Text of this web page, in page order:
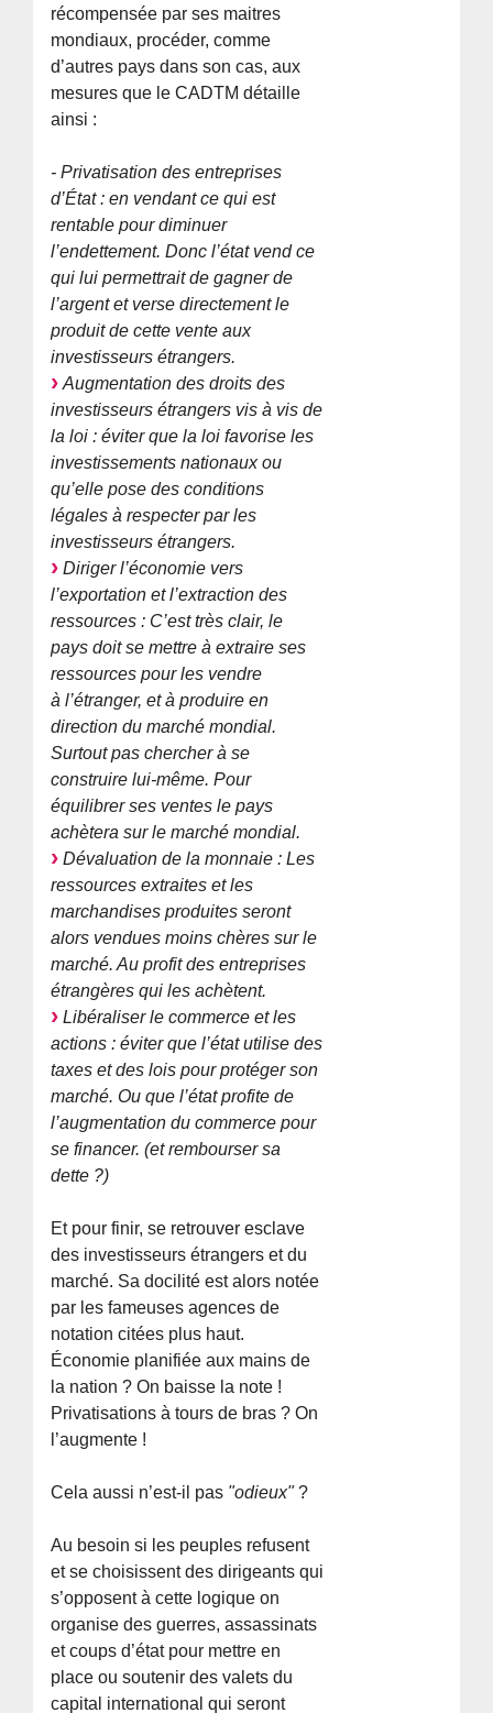
récompensée par ses maitres
mondiaux, procéder, comme
d’autres pays dans son cas, aux
mesures que le CADTM détaille
ainsi :
- Privatisation des entreprises
d’État : en vendant ce qui est
rentable pour diminuer
l’endettement. Donc l’état vend ce
qui lui permettrait de gagner de
l’argent et verse directement le
produit de cette vente aux
investisseurs étrangers.
Augmentation des droits des
investisseurs étrangers vis à vis de
la loi : éviter que la loi favorise les
investissements nationaux ou
qu’elle pose des conditions
légales à respecter par les
investisseurs étrangers.
Diriger l’économie vers
l’exportation et l’extraction des
ressources : C’est très clair, le
pays doit se mettre à extraire ses
ressources pour les vendre
à l’étranger, et à produire en
direction du marché mondial.
Surtout pas chercher à se
construire lui-même. Pour
équilibrer ses ventes le pays
achètera sur le marché mondial.
Dévaluation de la monnaie : Les
ressources extraites et les
marchandises produites seront
alors vendues moins chères sur le
marché. Au profit des entreprises
étrangères qui les achètent.
Libéraliser le commerce et les
actions : éviter que l’état utilise des
taxes et des lois pour protéger son
marché. Ou que l’état profite de
l’augmentation du commerce pour
se financer. (et rembourser sa
dette ?)
Et pour finir, se retrouver esclave
des investisseurs étrangers et du
marché. Sa docilité est alors notée
par les fameuses agences de
notation citées plus haut.
Économie planifiée aux mains de
la nation ? On baisse la note !
Privatisations à tours de bras ? On
l’augmente !
Cela aussi n’est-il pas "odieux"?
Au besoin si les peuples refusent
et se choisissent des dirigeants qui
s’opposent à cette logique on
organise des guerres, assassinats
et coups d’état pour mettre en
place ou soutenir des valets du
capital international qui seront